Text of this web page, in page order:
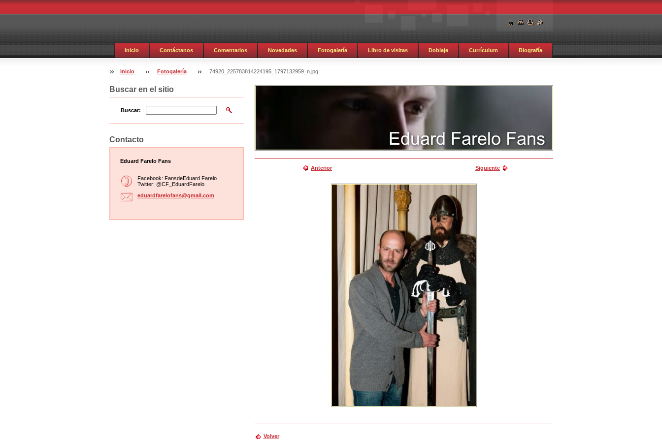
Inicio Contáctanos Comentarios Novedades Fotogalería Libro de visitas Doblaje Currículum Biografía
Inicio Fotogalería 74920_225783814224195_1797132959_n.jpg
Anterior Siguiente
Volver
Buscar en el sitio
Buscar:
Contacto
Eduard Farelo Fans
Facebook: FansdeEduard Farelo
Twitter: @CF_EduardFarelo
eduardfarelofans@gmail.com